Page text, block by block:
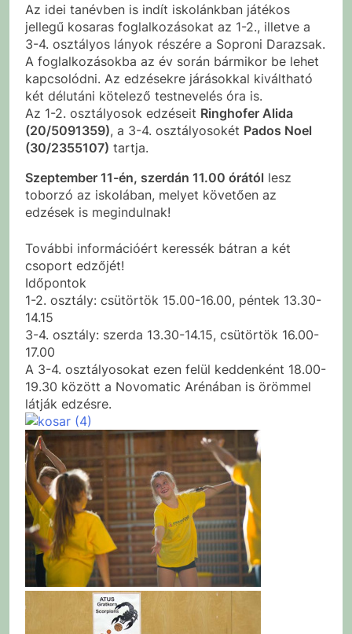
Az idei tanévben is indít iskolánkban játékos
jellegű kosaras foglalkozásokat az 1-2., illetve a
3-4. osztályos lányok részére a Soproni Darazsak.
A foglalkozásokba az év során bármikor be lehet
kapcsolódni. Az edzésekre járásokkal kiváltható
két délutáni kötelező testnevelés óra is.
Az 1-2. osztályosok edzéseit Ringhofer Alida
(20/5091359), a 3-4. osztályosokét Pados Noel
(30/2355107) tartja.
Szeptember 11-én, szerdán 11.00 órától lesz
toborzó az iskolában, melyet követően az
edzések is megindulnak!
További információért keressék bátran a két
csoport edzőjét!
Időpontok
1-2. osztály: csütörtök 15.00-16.00, péntek 13.30-
14.15
3-4. osztály: szerda 13.30-14.15, csütörtök 16.00-
17.00
A 3-4. osztályosokat ezen felül keddenként 18.00-
19.30 között a Novomatic Arénában is örömmel
látják edzésre.